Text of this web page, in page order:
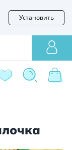
Установить